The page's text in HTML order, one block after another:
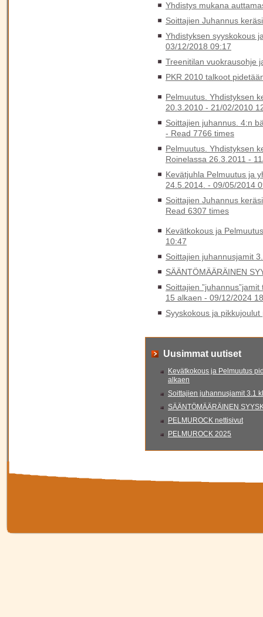
Yhdistys mukana
Soittajien Juhannus
Yhdistyksen syyskokous
03/12/2018 09:17
Treenitilan vuokrausohje
PKR 2010 talkoot
Pelmuutus. Yhdistyksen
20.3.2010 - 21/02/2010
Soittajien juhannus. 4:n
- Read 7766 times
Pelmuutus. Yhdistyksen
Roinelassa 26.3.2011 -
Kevätjuhla Pelmuutus ja
24.5.2014. - 09/05/2014
Soittajien Juhannus
Read 6307 times
Kevätkokous ja
10:47
Soittajien juhannusjamit
SÄÄNTÖMÄÄRÄINEN
Soittajien
15 alkaen - 09/12/2024
Syyskokous ja
Uusimmat uutiset
Kevätkokous ja Pelmuutus
alkaen
Soittajien juhannusjamit 3.1
SÄÄNTÖMÄÄRÄINEN
PELMUROCK nettisivut
PELMUROCK 2025